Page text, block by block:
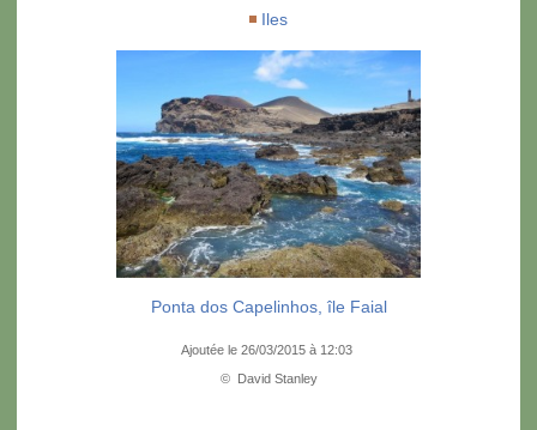
Iles
Ponta dos Capelinhos, île Faial
Ajoutée le 26/03/2015 à 12:03
© David Stanley